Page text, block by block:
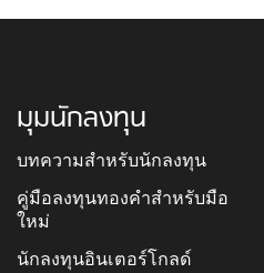
มุมนักลงทุน
บทความสำหรับนักลงทุน
คู่มือลงทุนทองคำสำหรับมือ
ใหม่
นักลงทุนอินเตอร์โกลด์